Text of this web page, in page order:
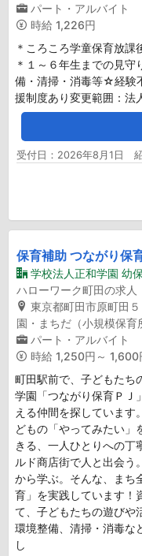
パート・アルバイト
時給 1,226円
＊ころころ学童保育放課
＊１～６年生までの見
備・清掃・消毒等☆経験
援制度あり変更範囲：法
受付日：2026年8月1日
保育補助 つながり保
学校法人正和学園 幼
ハローワーク町田の求人
東京都町田市原町田
園・まちだ（小規模保育
パート・アルバイト
時給 1,250円～ 1,600
町田駅前で、子どもたち
学園「つながり保育ＰＪ
える仲間を探していま
どもの「やってみたい
きる、一人ひとりへの
ルド商店街で人と出会う
から学ぶ。そんな、まち
育」を実践しています！
て、子どもたちの遊びや
環境整備、清掃・消毒な
し